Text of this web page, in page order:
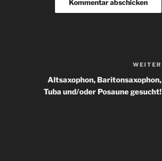
WEITER
Altsaxophon, Baritonsaxophon,
Tuba und/oder Posaune gesucht!